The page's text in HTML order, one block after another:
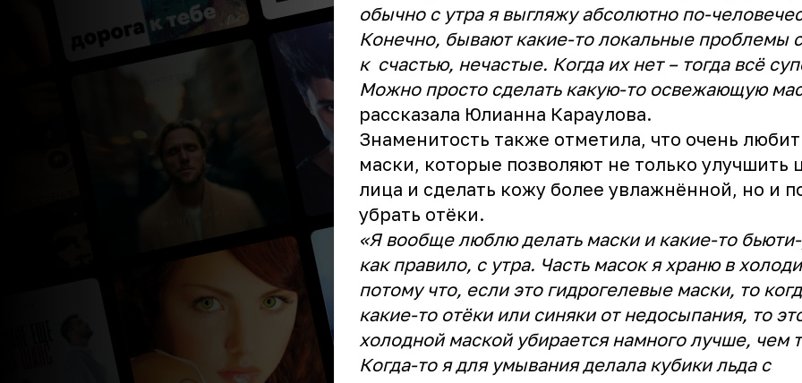
обычно с утра я выгляжу абсолютно по-
Конечно, бывают какие-то локальные проблемы
к счастью, нечастые. Когда их нет – тогда всё
Можно просто сделать какую-то освежающую
рассказала Юлианна Караулова.
Знаменитость также отметила, что очень
маски, которые позволяют не только улучшить
лица и сделать кожу более увлажнённой, но и
убрать отёки.
«Я вообще люблю делать маски и какие-то
как правило, с утра. Часть масок я храню в
потому что, если это гидрогелевые маски, то
какие-то отёки или синяки от недосыпания, то
холодной маской убирается намного лучше, чем
Когда-то я для умывания делала кубики льда с